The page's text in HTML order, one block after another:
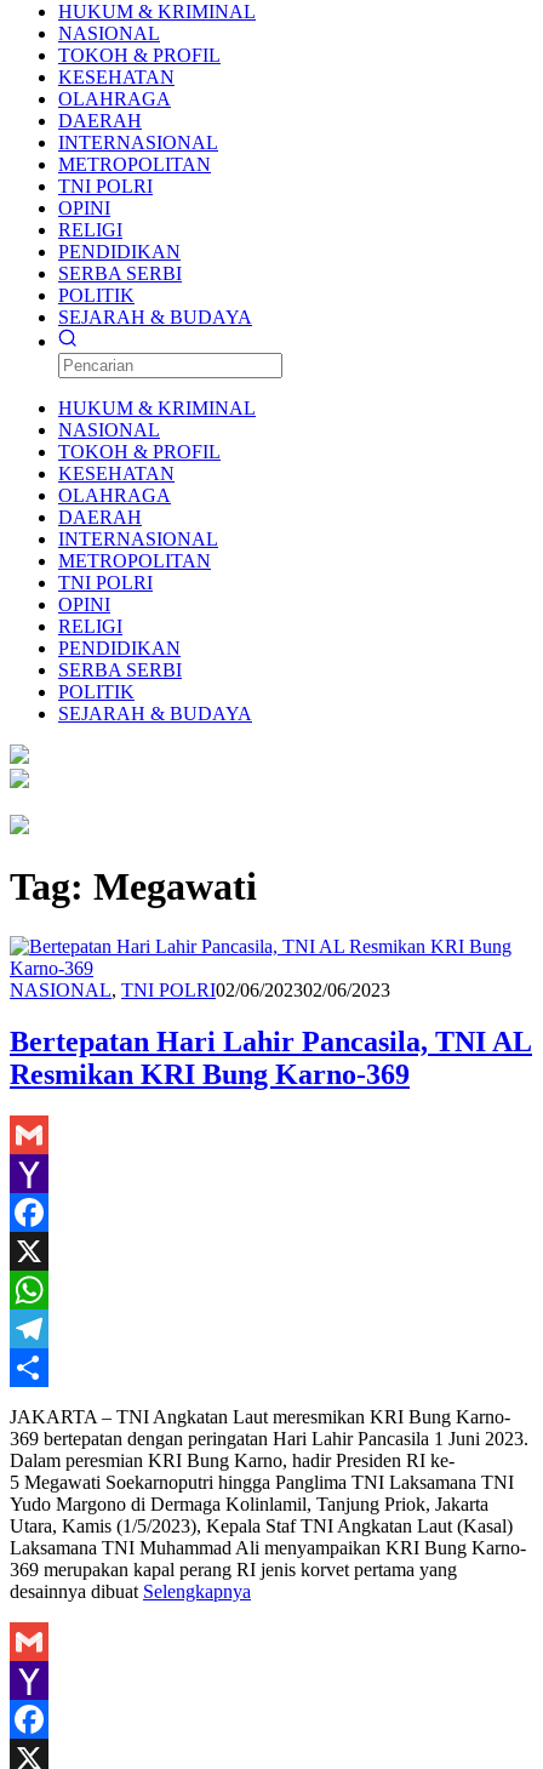
HUKUM & KRIMINAL
NASIONAL
TOKOH & PROFIL
KESEHATAN
OLAHRAGA
DAERAH
INTERNASIONAL
METROPOLITAN
TNI POLRI
OPINI
RELIGI
PENDIDIKAN
SERBA SERBI
POLITIK
SEJARAH & BUDAYA
HUKUM & KRIMINAL
NASIONAL
TOKOH & PROFIL
KESEHATAN
OLAHRAGA
DAERAH
INTERNASIONAL
METROPOLITAN
TNI POLRI
OPINI
RELIGI
PENDIDIKAN
SERBA SERBI
POLITIK
SEJARAH & BUDAYA
Tag: Megawati
NASIONAL, TNI POLRIRedaksi
02/06/202302/06/2023
Bertepatan Hari Lahir Pancasila, TNI AL
Resmikan KRI Bung Karno-369
Gmail
Yahoo
Mail
Facebook
X
WhatsApp
Telegram
Share
JAKARTA – TNI Angkatan Laut meresmikan KRI Bung Karno-
369 bertepatan dengan peringatan Hari Lahir Pancasila 1 Juni 2023.
Dalam peresmian KRI Bung Karno, hadir Presiden RI ke-
5 Megawati Soekarnoputri hingga Panglima TNI Laksamana TNI
Yudo Margono di Dermaga Kolinlamil, Tanjung Priok, Jakarta
Utara, Kamis (1/5/2023), Kepala Staf TNI Angkatan Laut (Kasal)
Laksamana TNI Muhammad Ali menyampaikan KRI Bung Karno-
369 merupakan kapal perang RI jenis korvet pertama yang
desainnya dibuat Selengkapnya
Gmail
Yahoo
Mail
Facebook